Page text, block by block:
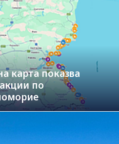
карта показва
по